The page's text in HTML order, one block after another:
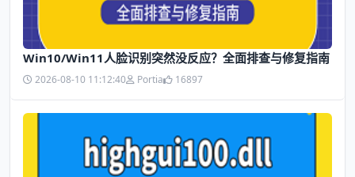
Win10/Win11人脸识别突然没反应？全面排查与修复指南
2026-08-10 11:12:40 Portia 16897